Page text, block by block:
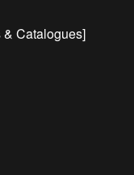
Catalogues]